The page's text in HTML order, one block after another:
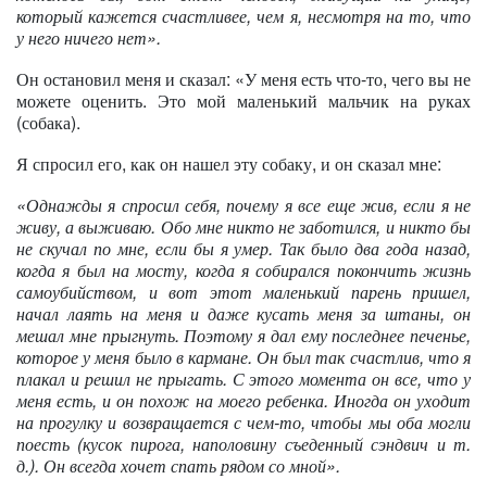
который кажется счастливее, чем я, несмотря на то, что
у него ничего нет».
Он остановил меня и сказал: «У меня есть что-то, чего вы не
можете оценить. Это мой маленький мальчик на руках
(собака).
Я спросил его, как он нашел эту собаку, и он сказал мне:
«Однажды я спросил себя, почему я все еще жив, если я не
живу, а выживаю. Обо мне никто не заботился, и никто бы
не скучал по мне, если бы я умер. Так было два года назад,
когда я был на мосту, когда я собирался покончить жизнь
самоубийством, и вот этот маленький парень пришел,
начал лаять на меня и даже кусать меня за штаны, он
мешал мне прыгнуть. Поэтому я дал ему последнее печенье,
которое у меня было в кармане. Он был так счастлив, что я
плакал и решил не прыгать. С этого момента он все, что у
меня есть, и он похож на моего ребенка. Иногда он уходит
на прогулку и возвращается с чем-то, чтобы мы оба могли
поесть (кусок пирога, наполовину съеденный сэндвич и т.
д.). Он всегда хочет спать рядом со мной».